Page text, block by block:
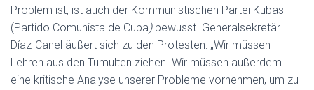
Problem ist, ist auch der Kommunistischen Partei Kubas
(Partido Comunista de Cuba)bewusst. Generalsekretär
Díaz-Canel äußert sich zu den Protesten: „Wir müssen
Lehren aus den Tumulten ziehen. Wir müssen außerdem
eine kritische Analyse unserer Probleme vornehmen, um zu